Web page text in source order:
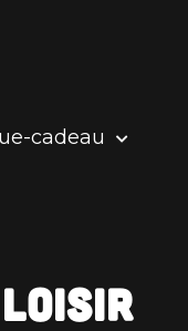
cadeau
loisir